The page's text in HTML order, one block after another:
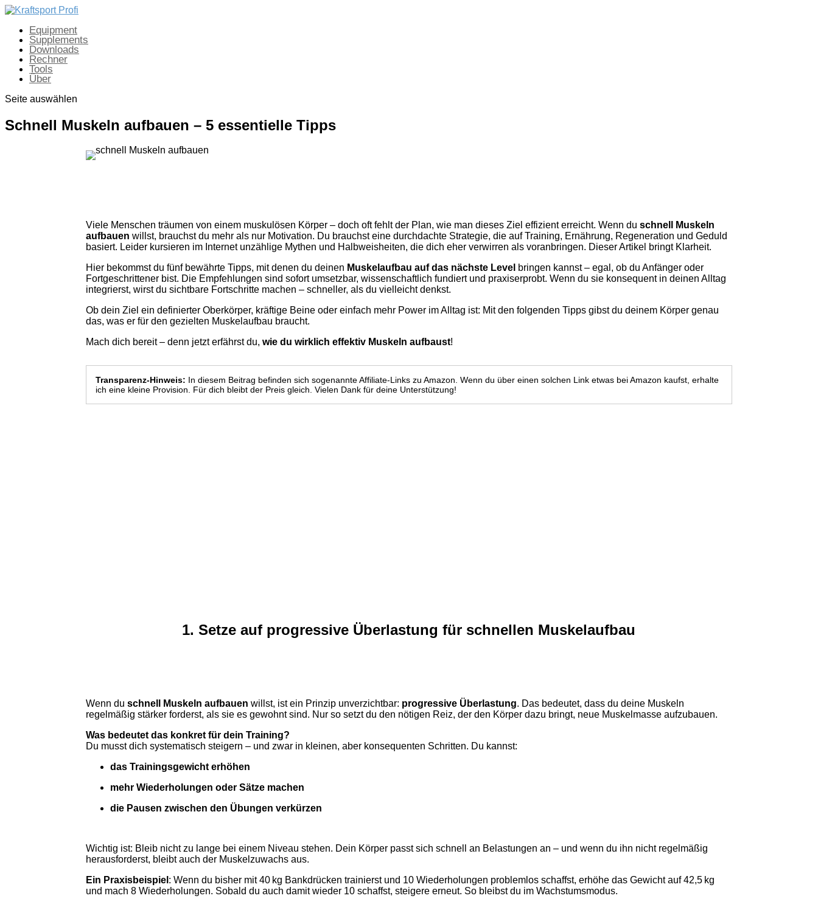
Equipment
Supplements
Downloads
Rechner
Tools
Über
Seite auswählen
Schnell Muskeln aufbauen – 5 essentielle Tipps
Viele Menschen träumen von einem muskulösen Körper – doch oft fehlt der Plan, wie man dieses Ziel effizient erreicht. Wenn du schnell Muskeln
aufbauen willst, brauchst du mehr als nur Motivation. Du brauchst eine durchdachte Strategie, die auf Training, Ernährung, Regeneration und Geduld
basiert. Leider kursieren im Internet unzählige Mythen und Halbweisheiten, die dich eher verwirren als voranbringen. Dieser Artikel bringt Klarheit.
Hier bekommst du fünf bewährte Tipps, mit denen du deinen Muskelaufbau auf das nächste Level bringen kannst – egal, ob du Anfänger oder
Fortgeschrittener bist. Die Empfehlungen sind sofort umsetzbar, wissenschaftlich fundiert und praxiserprobt. Wenn du sie konsequent in deinen Alltag
integrierst, wirst du sichtbare Fortschritte machen – schneller, als du vielleicht denkst.
Ob dein Ziel ein definierter Oberkörper, kräftige Beine oder einfach mehr Power im Alltag ist: Mit den folgenden Tipps gibst du deinem Körper genau
das, was er für den gezielten Muskelaufbau braucht.
Mach dich bereit – denn jetzt erfährst du, wie du wirklich effektiv Muskeln aufbaust!
Transparenz-Hinweis: In diesem Beitrag befinden sich sogenannte Affiliate-Links zu Amazon. Wenn du über einen solchen Link etwas bei Amazon kaufst, erhalte
ich eine kleine Provision. Für dich bleibt der Preis gleich. Vielen Dank für deine Unterstützung!
1. Setze auf progressive Überlastung für schnellen Muskelaufbau
Wenn du schnell Muskeln aufbauen willst, ist ein Prinzip unverzichtbar: progressive Überlastung. Das bedeutet, dass du deine Muskeln
regelmäßig stärker forderst, als sie es gewohnt sind. Nur so setzt du den nötigen Reiz, der den Körper dazu bringt, neue Muskelmasse aufzubauen.
Was bedeutet das konkret für dein Training?
Du musst dich systematisch steigern – und zwar in kleinen, aber konsequenten Schritten. Du kannst:
das Trainingsgewicht erhöhen
mehr Wiederholungen oder Sätze machen
die Pausen zwischen den Übungen verkürzen
Wichtig ist: Bleib nicht zu lange bei einem Niveau stehen. Dein Körper passt sich schnell an Belastungen an – und wenn du ihn nicht regelmäßig
herausforderst, bleibt auch der Muskelzuwachs aus.
Ein Praxisbeispiel : Wenn du bisher mit 40 kg Bankdrücken trainierst und 10 Wiederholungen problemlos schaffst, erhöhe das Gewicht auf 42,5 kg
und mach 8 Wiederholungen. Sobald du auch damit wieder 10 schaffst, steigere erneut. So bleibst du im Wachstumsmodus.